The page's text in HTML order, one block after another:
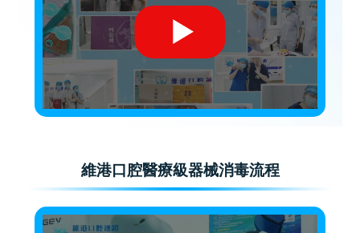
維港口腔醫療級器械消毒流程